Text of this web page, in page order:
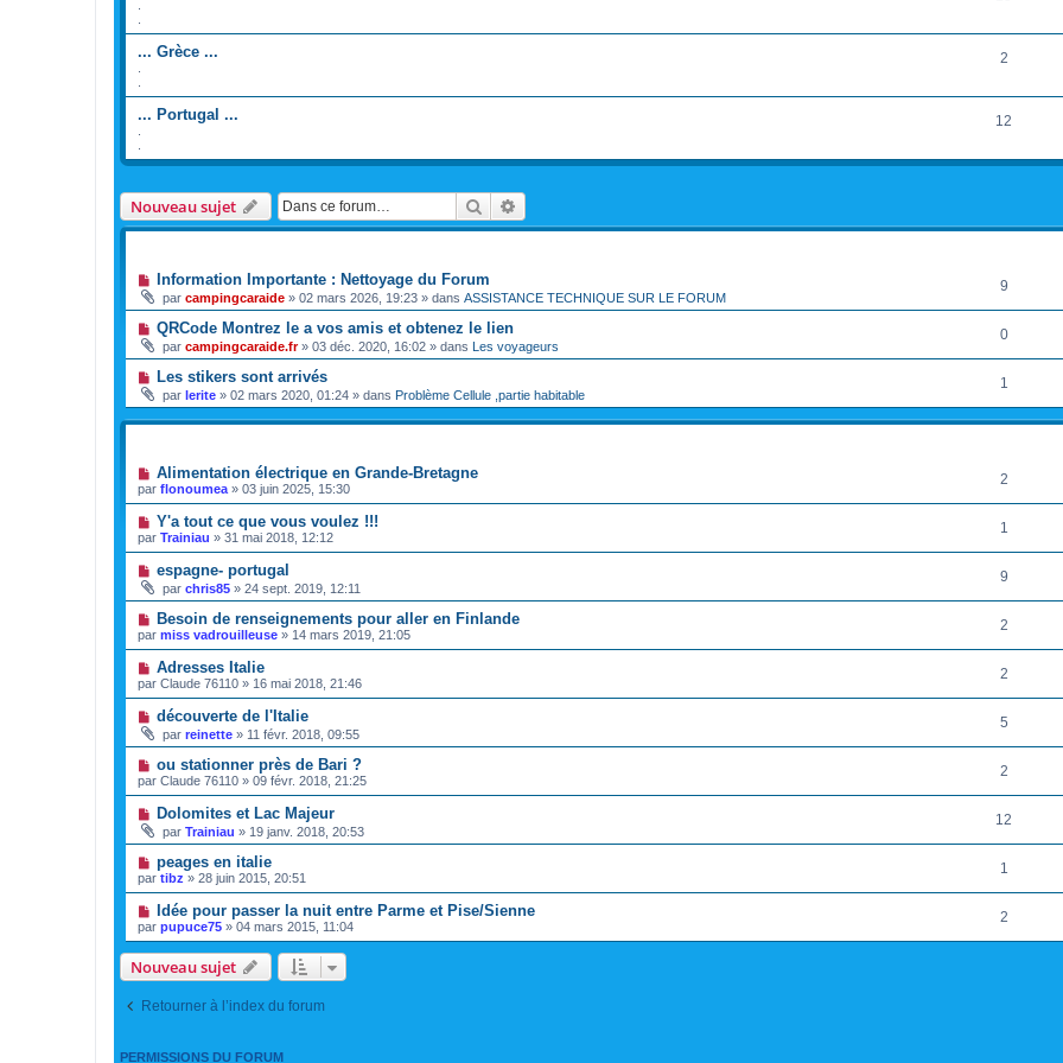
... Grèce ... 2
... Portugal ... 12
Nouveau sujet Rechercher
Information Importante : Nettoyage du Forum
par campingcaraide » 02 mars 2026, 19:23 » dans ASSISTANCE TECHNIQUE SUR LE FORUM
9
QRCode Montrez le a vos amis et obtenez le lien
par campingcaraide.fr» 03 déc. 2020, 16:02 » dans Les voyageurs
0
Les stikers sont arrivés
par lerite » 02 mars 2020, 01:24 » dans Problème Cellule ,partie habitable
1
Alimentation électrique en Grande-Bretagne
par flonoumea » 03 juin 2025, 15:30
2
Y'a tout ce que vous voulez !!!
par Trainiau » 31 mai 2018, 12:12
1
espagne- portugal
par chris85 » 24 sept. 2019, 12:11
9
Besoin de renseignements pour aller en Finlande
par miss vadrouilleuse » 14 mars 2019, 21:05
2
Adresses Italie
par Claude 76110 » 16 mai 2018, 21:46
2
découverte de l'Italie
par reinette » 11 févr. 2018, 09:55
5
ou stationner près de Bari ?
par Claude 76110 » 09 févr. 2018, 21:25
2
Dolomites et Lac Majeur
par Trainiau » 19 janv. 2018, 20:53
12
peages en italie
par tibz » 28 juin 2015, 20:51
1
Idée pour passer la nuit entre Parme et Pise/Sienne
par pupuce75 » 04 mars 2015, 11:04
2
Nouveau sujet
Retourner à l’index du forum
PERMISSIONS DU FORUM